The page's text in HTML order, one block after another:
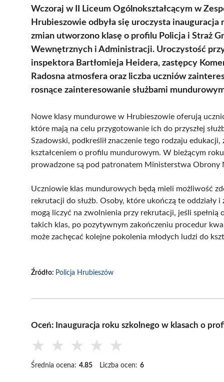
Wczoraj w II Liceum Ogólnokształcącym w
Hrubieszowie odbyła się uroczysta
zmian utworzono klasę o profilu Policja i Straż
Wewnętrznych i Administracji. Uroczystość
inspektora Bartłomieja Heidera, zastępcy
Radosna atmosfera oraz liczba uczniów
rosnące zainteresowanie służbami
Nowe klasy mundurowe w Hrubieszowie oferują
które mają na celu przygotowanie ich do przyszłej
Szadowski, podkreślił znaczenie tego rodzaju
kształceniem o profilu mundurowym. W bieżącym
prowadzone są pod patronatem Ministerstwa
Uczniowie klas mundurowych będą mieli możliwość
rekrutacji do służb. Osoby, które ukończą te oddziały
mogą liczyć na zwolnienia przy rekrutacji, jeśli
takich klas, po pozytywnym zakończeniu procedur
może zachęcać kolejne pokolenia młodych ludzi do
Źródło: Policja Hrubieszów
Oceń: Inauguracja roku szkolnego w klasach o
★ ★ ★ ★ ★
Średnia ocena: 4.85 Liczba ocen: 6